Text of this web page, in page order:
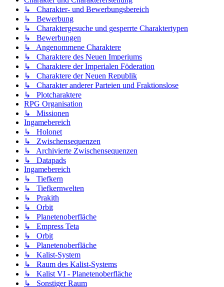
↳ Charakter- und Bewerbungsbereich
↳ Bewerbung
↳ Charaktergesuche und gesperrte Charaktertypen
↳ Bewerbungen
↳ Angenommene Charaktere
↳ Charaktere des Neuen Imperiums
↳ Charaktere der Imperialen Föderation
↳ Charaktere der Neuen Republik
↳ Charakter anderer Parteien und Fraktionslose
↳ Plotcharaktere
RPG Organisation
↳ Missionen
Ingamebereich
↳ Holonet
↳ Zwischensequenzen
↳ Archivierte Zwischensequenzen
↳ Datapads
Ingamebereich
↳ Tiefkern
↳ Tiefkernwelten
↳ Prakith
↳ Orbit
↳ Planetenoberfläche
↳ Empress Teta
↳ Orbit
↳ Planetenoberfläche
↳ Kalist-System
↳ Raum des Kalist-Systems
↳ Kalist VI - Planetenoberfläche
↳ Sonstiger Raum